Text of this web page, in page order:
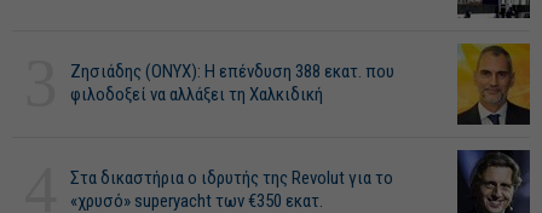
Ζησιάδης (ONYX): Η επένδυση 388 εκατ. που
φιλοδοξεί να αλλάξει τη Χαλκιδική
Στα δικαστήρια ο ιδρυτής της Revolut για το
«χρυσό» superyacht των €350 εκατ.